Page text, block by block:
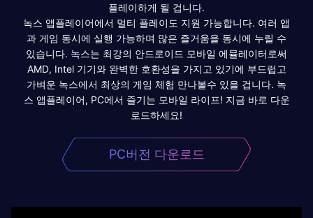
플레이하게 될 겁니다.
녹스 앱플레이어에서 멀티 플레이도 지원 가능합니다. 여러 앱
과 게임 동시에 실행 가능하며 많은 즐거움을 동시에 누릴 수
있습니다. 녹스는 최강의 안드로이드 모바일 에뮬레이터로써
AMD, Intel 기기와 완벽한 호환성을 가지고 있기에 부드럽고
가벼운 녹스에서 최상의 게임 체험 만나볼수 있을 겁니다. 녹
스 앱플레이어, PC에서 즐기는 모바일 라이프! 지금 바로 다운
로드하세요!
PC버전 다운로드